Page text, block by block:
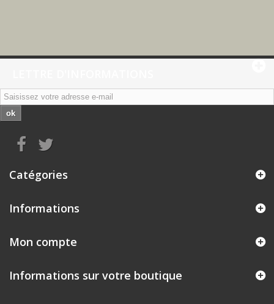
ok
Catégories
Informations
Mon compte
Informations sur votre boutique